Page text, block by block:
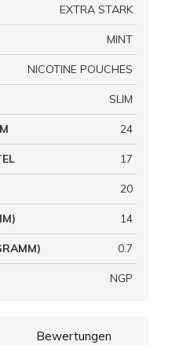
Bewertungen
EXTRA STARK
MINT
NICOTINE POUCHES
SLIM
24
17
20
14
0.7
NGP